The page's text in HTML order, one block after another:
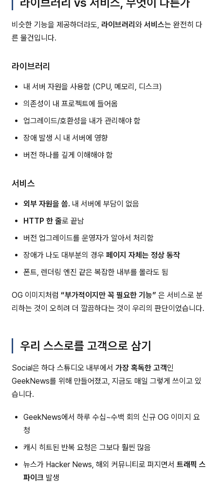
비슷한 기능을 제공하더라도, 라이브러리 와 서비스는 완전히 다
른 물건입니다.
라이브러리
내 서버 자원을 사용함 (CPU, 메모리, 디스크)
의존성이 내 프로젝트에 들어옴
업그레이드/호환성을 내가 관리해야 함
장애 발생 시 내 서버에 영향
버전 하나를 깊게 이해해야 함
서비스
외부 자원을 씀. 내 서버에 부담이 없음
HTTP 한 줄로 끝남
버전 업그레이드를 운영자가 알아서 처리함
장애가 나도 대부분의 경우 페이지 자체는 정상 동작
폰트, 렌더링 엔진 같은 복잡한 내부를 몰라도 됨
OG 이미지처럼 “부가적이지만 꼭 필요한 기능” 은 서비스로 분
리하는 것이 오히려 더 깔끔하다는 것이 우리의 판단이었습니다.
우리 스스로를 고객으로 삼기
Social은 하다 스튜디오 내부에서 가장 혹독한 고객인
GeekNews를 위해 만들어졌고, 지금도 매일 그렇게 쓰이고 있
습니다.
GeekNews에서 하루 수십~수백 회의 신규 OG 이미지 요
청
캐시 히트된 반복 요청은 그보다 훨씬 많음
뉴스가 Hacker News, 해외 커뮤니티로 퍼지면서 트래픽 스
파이크 발생